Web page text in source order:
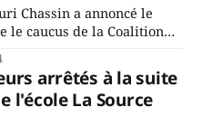
Chassin a annoncé le
le caucus de la Coalition
parce qu'il est déçu du
de son incapacité, qu'il
arrêtés à la suite
l'école La Source